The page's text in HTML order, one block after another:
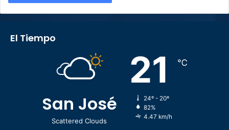
El Tiempo
San José
Scattered Clouds
21 ℃
24º - 20º
82%
4.47 km/h